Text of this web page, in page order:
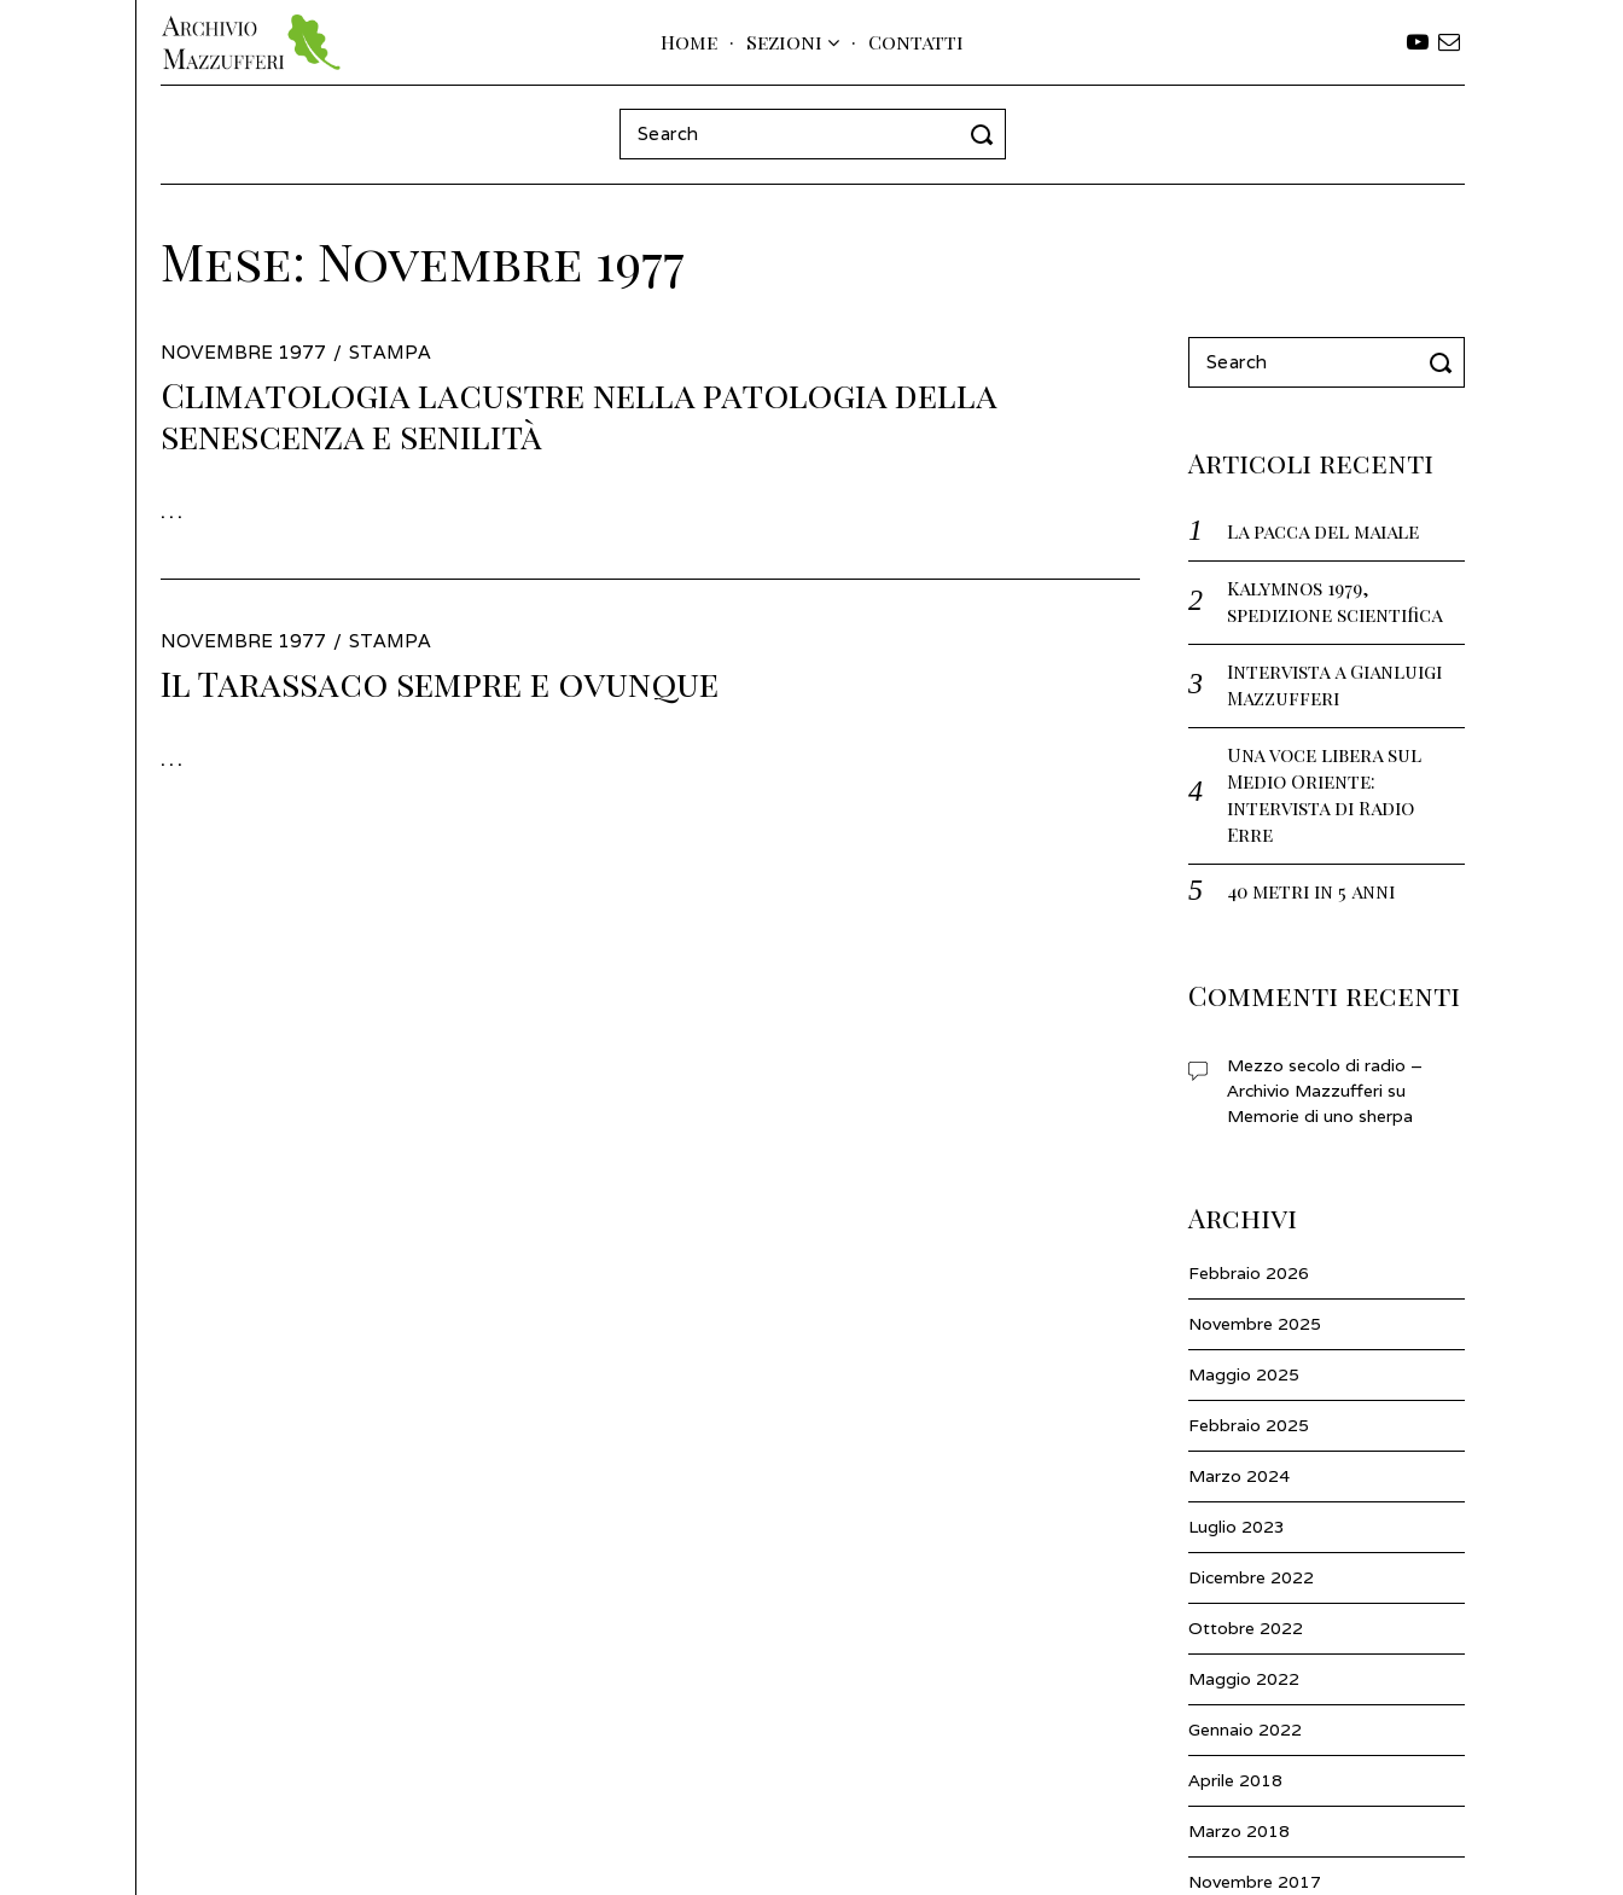
Home Sezioni Contatti
Search
for:
Mese: Novembre 1977
POSTED
ON
NOVEMBRE 1977 APRILE
2022
STAMPA
Climatologia lacustre nella patologia della
senescenza e senilità
…
POSTED
ON
NOVEMBRE 1977 MARZO
2022
STAMPA
Il Tarassaco sempre e ovunque
…
Search
for:
Articoli recenti
La pacca del maiale
Kalymnos 1979,
spedizione scientifica
Intervista a Gianluigi
Mazzufferi
Una voce libera sul
Medio Oriente:
intervista di Radio
Erre
40 metri in 5 anni
Commenti recenti
Mezzo secolo di radio –
Archivio Mazzufferi su
Memorie di uno sherpa
Archivi
Febbraio 2026
Novembre 2025
Maggio 2025
Febbraio 2025
Marzo 2024
Luglio 2023
Dicembre 2022
Ottobre 2022
Maggio 2022
Gennaio 2022
Aprile 2018
Marzo 2018
Novembre 2017